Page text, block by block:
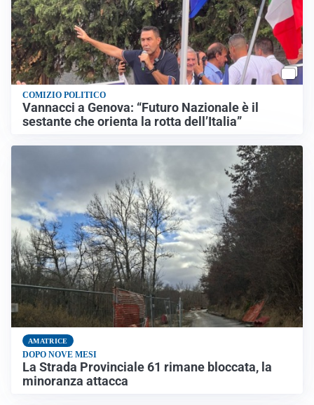
COMIZIO POLITICO
Vannacci a Genova: “Futuro Nazionale è il
sestante che orienta la rotta dell’Italia”
AMATRICE
DOPO NOVE MESI
La Strada Provinciale 61 rimane bloccata, la
minoranza attacca